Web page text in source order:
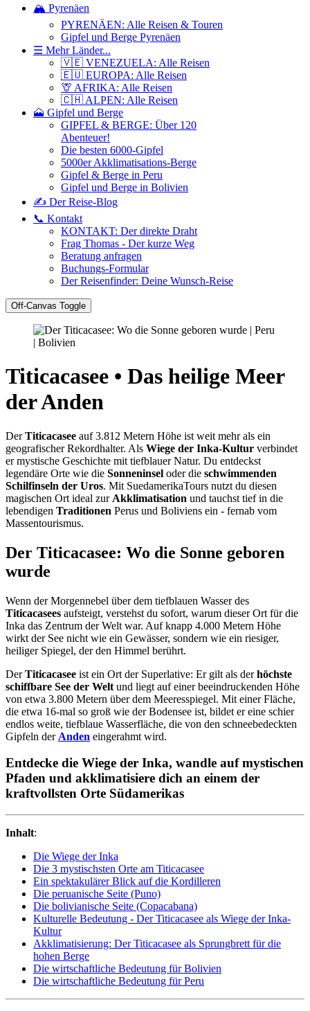
🏔️ Pyrenäen
PYRENÄEN: Alle Reisen & Touren
Gipfel und Berge Pyrenäen
☰ Mehr Länder...
🇻🇪 VENEZUELA: Alle Reisen
🇪🇺 EUROPA: Alle Reisen
🦒 AFRIKA: Alle Reisen
🇨🇭 ALPEN: Alle Reisen
🗻 Gipfel und Berge
GIPFEL & BERGE: Über 120
Abenteuer!
Die besten 6000-Gipfel
5000er Akklimatisations-Berge
Gipfel & Berge in Peru
Gipfel und Berge in Bolivien
✍️ Der Reise-Blog
📞 Kontakt
KONTAKT: Der direkte Draht
Frag Thomas - Der kurze Weg
Beratung anfragen
Buchungs-Formular
Der Reisenfinder: Deine Wunsch-Reise
Off-Canvas Toggle
Titicacasee • Das heilige Meer
der Anden
DerTiticacasee auf 3.812 Metern Höhe ist weit mehr als ein
geografischer Rekordhalter. Als Wiege der Inka-Kultur verbindet
er mystische Geschichte mit tiefblauer Natur. Du entdeckst
legendäre Orte wie die Sonneninsel oder die schwimmenden
Schilfinseln der Uros. Mit SuedamerikaTours nutzt du diesen
magischen Ort ideal zur Akklimatisation und tauchst tief in die
lebendigen Traditionen Perus und Boliviens ein - fernab vom
Massentourismus.
Der Titicacasee: Wo die Sonne geboren
wurde
Wenn der Morgennebel über dem tiefblauen Wasser des
Titicacasees aufsteigt, verstehst du sofort, warum dieser Ort für die
Inka das Zentrum der Welt war. Auf knapp 4.000 Metern Höhe
wirkt der See nicht wie ein Gewässer, sondern wie ein riesiger,
heiliger Spiegel, der den Himmel berührt.
DerTiticacasee ist ein Ort der Superlative: Er gilt als derhöchste
schiffbare See der Welt und liegt auf einer beeindruckenden Höhe
von etwa 3.800 Metern über dem Meeresspiegel. Mit einer Fläche,
die etwa 16-mal so groß wie der Bodensee ist, bildet er eine schier
endlos weite, tiefblaue Wasserfläche, die von den schneebedeckten
Gipfeln der Anden eingerahmt wird.
Entdecke die Wiege der Inka, wandle auf mystischen
Pfaden und akklimatisiere dich an einem der
kraftvollsten Orte Südamerikas
Inhalt:
Die Wiege der Inka
Die 3 mystischsten Orte am Titicacasee
Ein spektakulärer Blick auf die Kordilleren
Die peruanische Seite (Puno)
Die bolivianische Seite (Copacabana)
Kulturelle Bedeutung - Der Titicacasee als Wiege der Inka-
Kultur
Akklimatisierung: Der Titicacasee als Sprungbrett für die
hohen Berge
Die wirtschaftliche Bedeutung für Bolivien
Die wirtschaftliche Bedeutung für Peru